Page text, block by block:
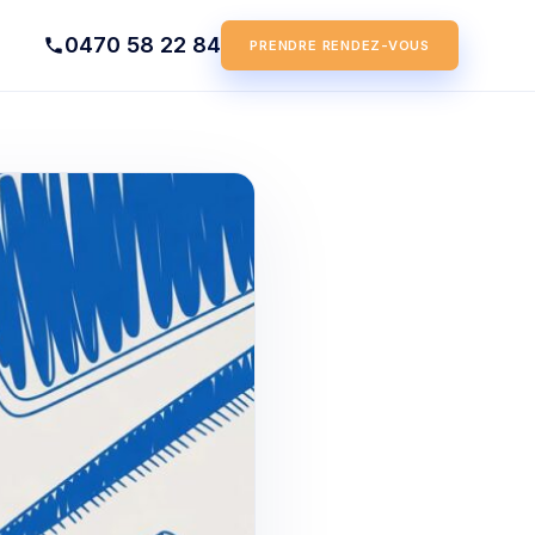
0470 58 22 84 PRENDRE RENDEZ-VOUS